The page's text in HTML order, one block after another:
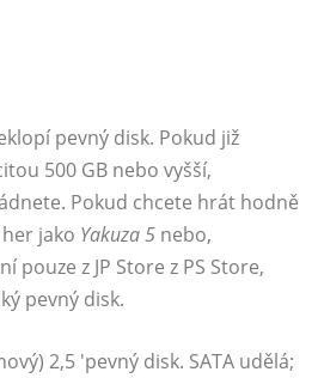
pevný disk. Pokud již
500 GB nebo vyšší,
Pokud chcete hrát hodně
jako Yakuza 5 nebo,
pouze z JP Store z PS Store,
pevný disk.
2,5 'pevný disk. SATA udělá;